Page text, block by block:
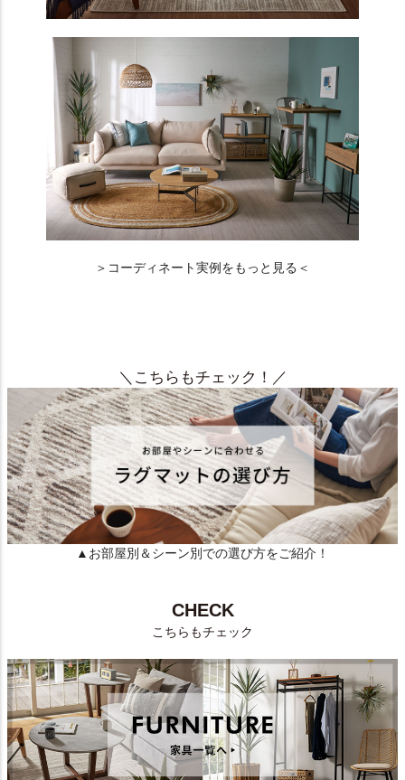
＞コーディネート実例をもっと見る＜
＼こちらもチェック！／
▲お部屋別＆シーン別での選び方をご紹介！
CHECK
こちらもチェック